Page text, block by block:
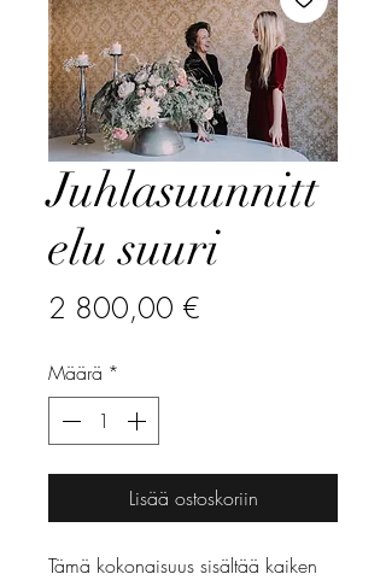
Juhlasuunnitt
elu suuri
2 800,00 €
Määrä *
Lisää ostoskoriin
Tämä kokonaisuus sisältää kaiken